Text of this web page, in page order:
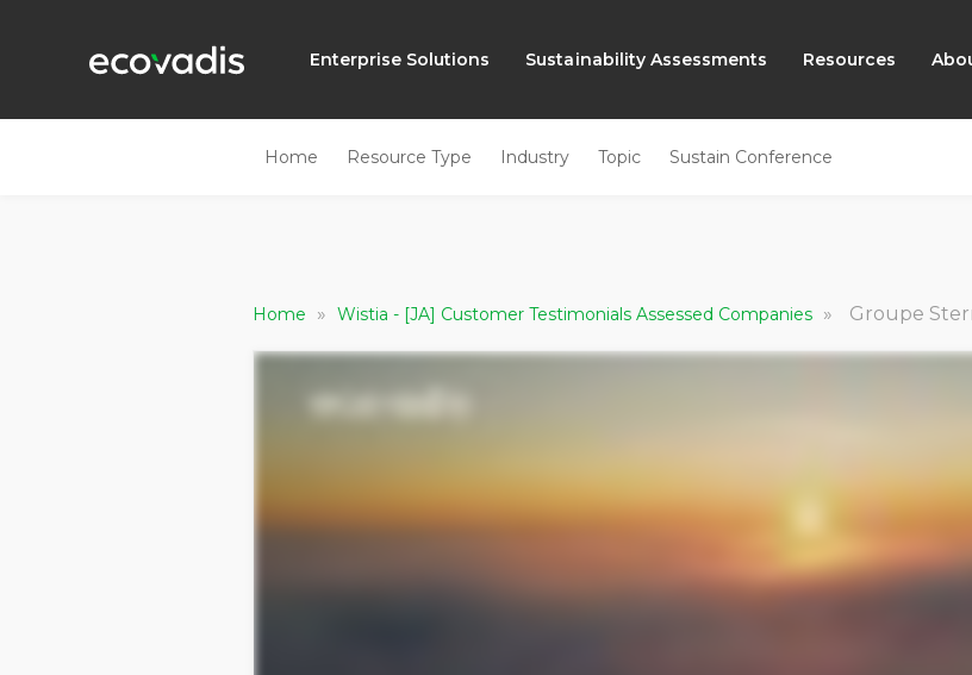
Enterprise Solutions Sustainability Assessments Resources
Home Resource Type Industry Topic Sustain Conference
Home » Wistia - [JA] Customer Testimonials Assessed Companies » Groupe Sterneと子